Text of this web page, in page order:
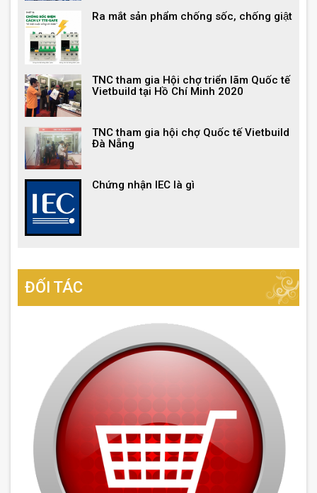
Ra mắt sản phẩm chống sốc, chống giật
TNC tham gia Hội chợ triển lãm Quốc tế
Vietbuild tại Hồ Chí Minh 2020
TNC tham gia hội chợ Quốc tế Vietbuild
Đà Nẵng
Chứng nhận IEC là gì
ĐỐI TÁC